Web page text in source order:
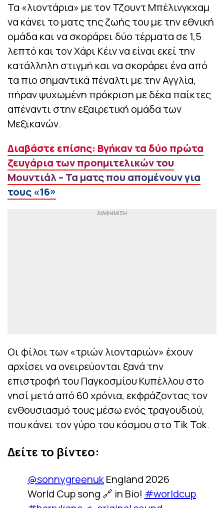
Τα «λιοντάρια» με τον Τζουντ Μπέλινγκχαμ
να κάνει το ματς της ζωής του με την εθνική
ομάδα και να σκοράρει δύο τέρματα σε 1,5
λεπτό και τον Χάρι Κέιν να είναι εκεί την
κατάλληλη στιγμή και να σκοράρει ένα από
τα πιο σημαντικά πέναλτι με την Αγγλία,
πήραν ψυχωμένη πρόκριση με δέκα παίκτες
απέναντι στην εξαιρετική ομάδα των
Μεξικανών.
Διαβάστε επίσης: Βγήκαν τα δύο πρώτα
ζευγάρια των προημιτελικών του
Μουντιάλ – Τα ματς που απομένουν για
τους «16»
Οι φίλοι των «τριών λιονταριών» έχουν
αρχίσει να ονειρεύονται ξανά την
επιστροφή του Παγκοσμίου Κυπέλλου στο
νησί μετά από 60 χρόνια, εκφράζοντας τον
ενθουσιασμό τους μέσω ενός τραγουδιού,
που κάνει τον γύρο του κόσμου στο Tik Tok.
Δείτε το βίντεο:
@sonnygreenukEngland 2026
World Cup song 🔗 in Bio! #worldcup